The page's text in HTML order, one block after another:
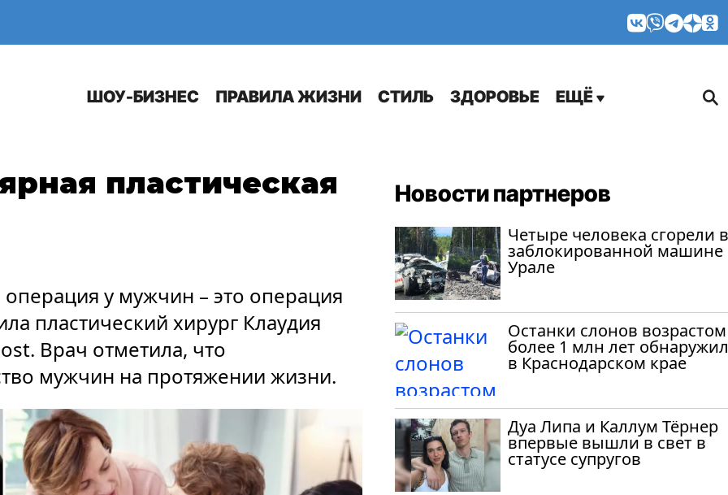
ШОУ-БИЗНЕС ПРАВИЛА ЖИЗНИ СТИЛЬ ЗДОРОВЬЕ ЕЩЁ
пластическая
у мужчин – это операция
пластический хирург Клаудия
Врач отметила, что
мужчин на протяжении жизни.
Новости партнеров
Четыре человека сгорели в
заблокированной машине
Урале
Останки слонов возрастом
более 1 млн лет
в Краснодарском крае
Дуа Липа и Каллум Тёрнер
впервые вышли в свет в
статусе супругов